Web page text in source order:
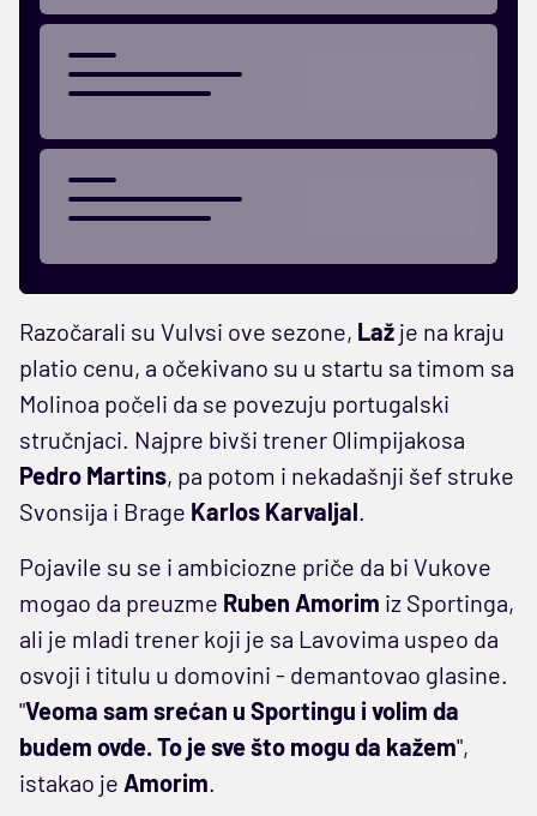
Razočarali su Vulvsi ove sezone, Laž je na kraju
platio cenu, a očekivano su u startu sa timom sa
Molinoa počeli da se povezuju portugalski
stručnjaci. Najpre bivši trener Olimpijakosa
Pedro Martins, pa potom i nekadašnji šef struke
Svonsija i Brage Karlos Karvaljal.
Pojavile su se i ambiciozne priče da bi Vukove
mogao da preuzme Ruben Amorim iz Sportinga,
ali je mladi trener koji je sa Lavovima uspeo da
osvoji i titulu u domovini - demantovao glasine.
"Veoma sam srećan u Sportingu i volim da
budem ovde. To je sve što mogu da kažem",
istakao je Amorim.